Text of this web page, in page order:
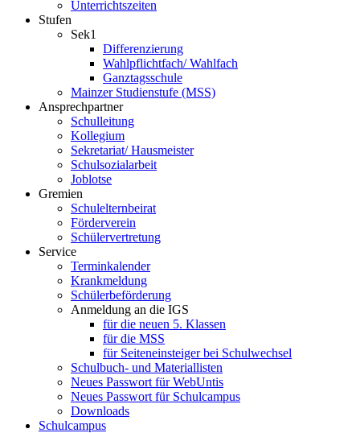
Unterrichtszeiten
Stufen
Sek1
Differenzierung
Wahlpflichtfach/ Wahlfach
Ganztagsschule
Mainzer Studienstufe (MSS)
Ansprechpartner
Schulleitung
Kollegium
Sekretariat/ Hausmeister
Schulsozialarbeit
Joblotse
Gremien
Schulelternbeirat
Förderverein
Schülervertretung
Service
Terminkalender
Krankmeldung
Schülerbeförderung
Anmeldung an die IGS
für die neuen 5. Klassen
für die MSS
für Seiteneinsteiger bei Schulwechsel
Schulbuch- und Materiallisten
Neues Passwort für WebUntis
Neues Passwort für Schulcampus
Downloads
Schulcampus